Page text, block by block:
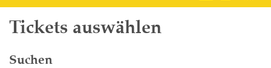
Tickets auswählen
Suchen